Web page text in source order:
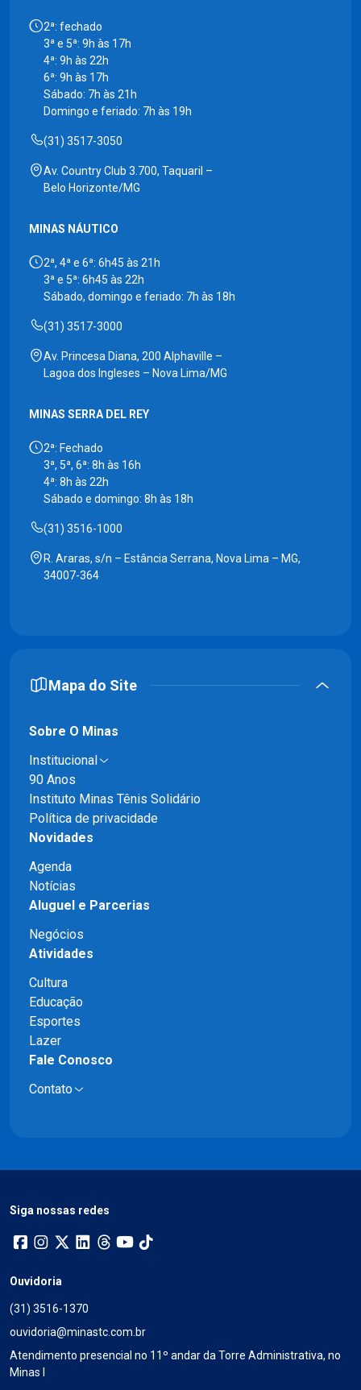
2ª: fechado
3ª e 5ª: 9h às 17h
4ª: 9h às 22h
6ª: 9h às 17h
Sábado: 7h às 21h
Domingo e feriado: 7h às 19h
(31) 3517-3050
Av. Country Club 3.700, Taquaril –
Belo Horizonte/MG
MINAS NÁUTICO
2ª, 4ª e 6ª: 6h45 às 21h
3ª e 5ª: 6h45 às 22h
Sábado, domingo e feriado: 7h às 18h
(31) 3517-3000
Av. Princesa Diana, 200 Alphaville –
Lagoa dos Ingleses – Nova Lima/MG
MINAS SERRA DEL REY
2ª: Fechado
3ª, 5ª, 6ª: 8h às 16h
4ª: 8h às 22h
Sábado e domingo: 8h às 18h
(31) 3516-1000
R. Araras, s/n – Estância Serrana, Nova Lima – MG,
34007-364
Mapa do Site
Sobre O Minas
Institucional
90 Anos
Instituto Minas Tênis Solidário
Política de privacidade
Novidades
Agenda
Notícias
Aluguel e Parcerias
Negócios
Atividades
Cultura
Educação
Esportes
Lazer
Fale Conosco
Contato
Siga nossas redes
Ouvidoria
(31) 3516-1370
ouvidoria@minastc.com.br
Atendimento presencial no 11º andar da Torre Administrativa, no
Minas I